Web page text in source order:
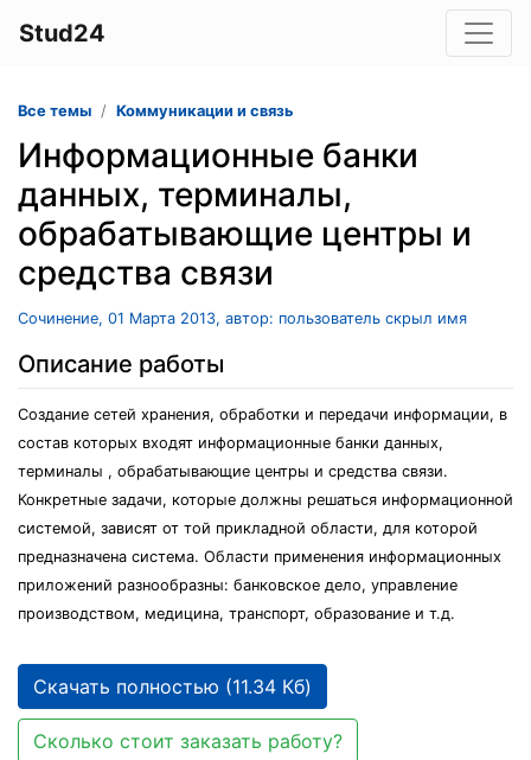
Stud24
Все темы Коммуникации и связь
Информационные банки
данных, терминалы,
обрабатывающие центры и
средства связи
Сочинение, 01 Марта 2013, автор: пользователь скрыл имя
Описание работы
Создание сетей хранения, обработки и передачи информации, в
состав которых входят информационные банки данных,
терминалы , обрабатывающие центры и средства связи.
Конкретные задачи, которые должны решаться информационной
системой, зависят от той прикладной области, для которой
предназначена система. Области применения информационных
приложений разнообразны: банковское дело, управление
производством, медицина, транспорт, образование и т.д.
Скачать полностью (11.34 Кб)
Сколько стоит заказать работу?